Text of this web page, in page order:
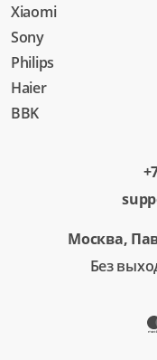
Xiaomi
Sony
Philips
Haier
BBK
Москва,
Без